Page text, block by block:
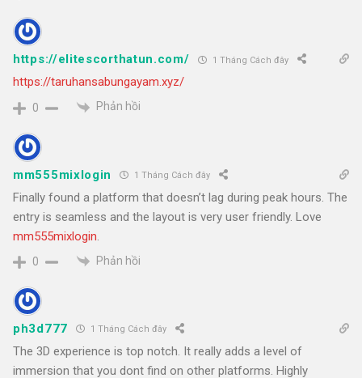
https://elitescorthatun.com/ 1 Tháng Cách đây
https://taruhansabungayam.xyz/
0 Phản hồi
mm555mixlogin 1 Tháng Cách đây
Finally found a platform that doesn’t lag during peak hours. The
entry is seamless and the layout is very user friendly. Love
mm555mixlogin.
0 Phản hồi
ph3d777 1 Tháng Cách đây
The 3D experience is top notch. It really adds a level of
immersion that you dont find on other platforms. Highly